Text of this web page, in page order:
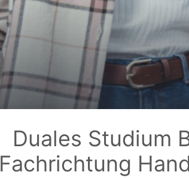
Duales Studium
Fachrichtung